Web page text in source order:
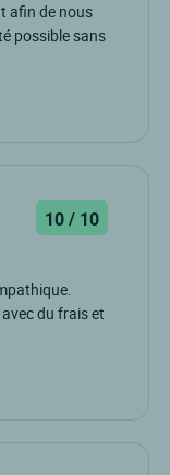
afin de nous
possible sans
10 / 10
du frais et